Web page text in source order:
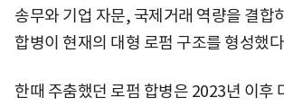
송무와 기업 자문, 국제거래 역량을 결합
합병이 현재의 대형 로펌 구조를 형성했
한때 주춤했던 로펌 합병은 2023년 이후